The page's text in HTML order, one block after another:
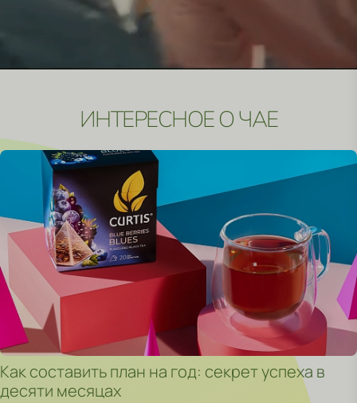
ИНТЕРЕСНОЕ О ЧАЕ
Как составить план на год: секрет успеха в
десяти месяцах